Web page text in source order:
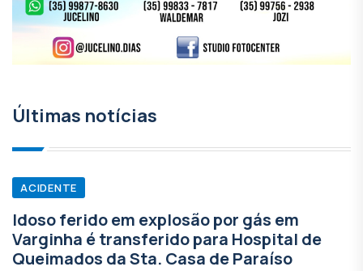
Últimas notícias
ACIDENTE
Idoso ferido em explosão por gás em
Varginha é transferido para Hospital de
Queimados da Sta. Casa de Paraíso